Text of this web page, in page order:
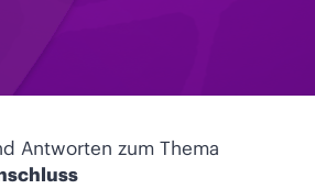
Antworten zum Thema